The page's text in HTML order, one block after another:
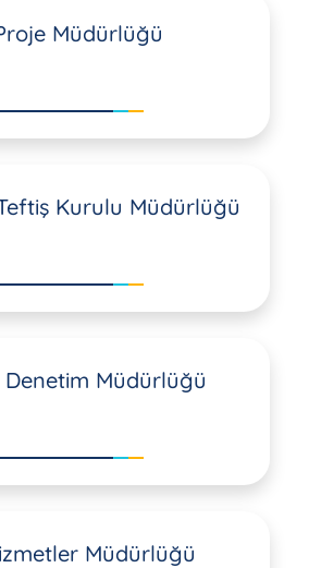
Müdürlüğü
Kurulu Müdürlüğü
Müdürlüğü
Müdürlüğü